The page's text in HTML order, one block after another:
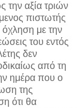
την αξία τριών
πιστωτής
όχληση με την
του εντός
δεν
από τη
ημέρα που ο
της
ότι θα